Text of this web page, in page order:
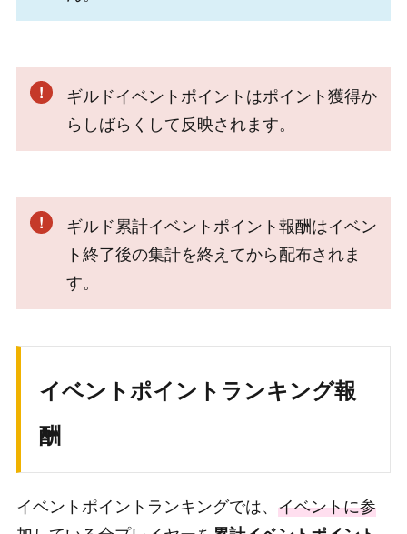
ギルドイベントポイントはポイント獲得か
らしばらくして反映されます。
ギルド累計イベントポイント報酬はイベン
ト終了後の集計を終えてから配布されま
す。
イベントポイントランキング報
酬
イベントポイントランキングでは、 イベントに参